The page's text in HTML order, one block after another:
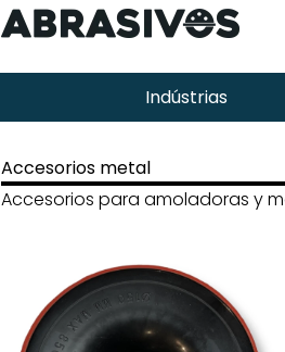
Indústrias
Accesorios metal
Accesorios para amoladoras y